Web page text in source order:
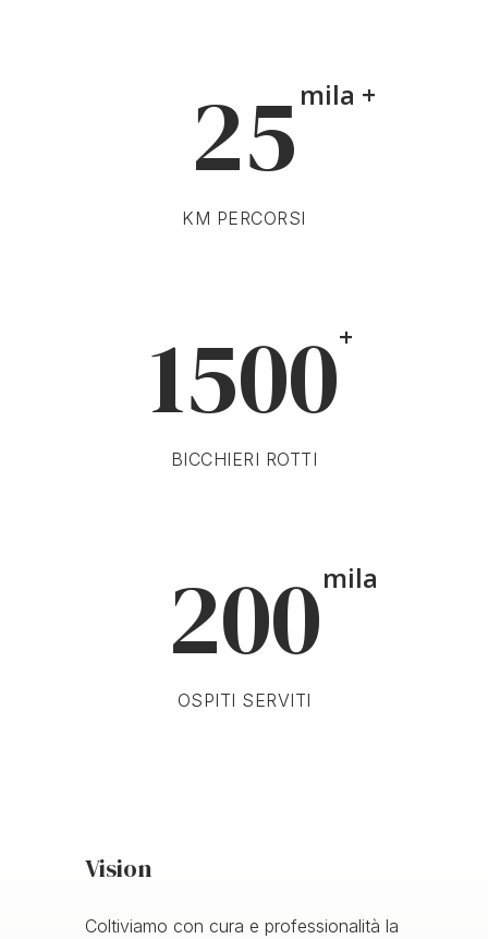
25 mila +
KM PERCORSI
1500+
BICCHIERI ROTTI
200mila
OSPITI SERVITI
Vision
Coltiviamo con cura e professionalità la